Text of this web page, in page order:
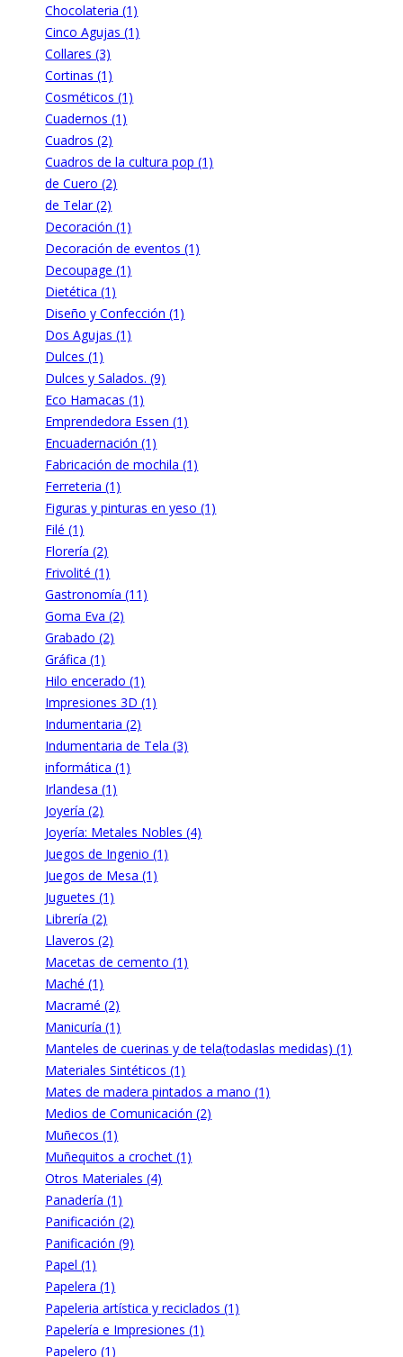
Chocolateria (1)
Cinco Agujas (1)
Collares (3)
Cortinas (1)
Cosméticos (1)
Cuadernos (1)
Cuadros (2)
Cuadros de la cultura pop (1)
de Cuero (2)
de Telar (2)
Decoración (1)
Decoración de eventos (1)
Decoupage (1)
Dietética (1)
Diseño y Confección (1)
Dos Agujas (1)
Dulces (1)
Dulces y Salados. (9)
Eco Hamacas (1)
Emprendedora Essen (1)
Encuadernación (1)
Fabricación de mochila (1)
Ferreteria (1)
Figuras y pinturas en yeso (1)
Filé (1)
Florería (2)
Frivolité (1)
Gastronomía (11)
Goma Eva (2)
Grabado (2)
Gráfica (1)
Hilo encerado (1)
Impresiones 3D (1)
Indumentaria (2)
Indumentaria de Tela (3)
informática (1)
Irlandesa (1)
Joyería (2)
Joyería: Metales Nobles (4)
Juegos de Ingenio (1)
Juegos de Mesa (1)
Juguetes (1)
Librería (2)
Llaveros (2)
Macetas de cemento (1)
Maché (1)
Macramé (2)
Manicuría (1)
Manteles de cuerinas y de tela(todaslas medidas) (1)
Materiales Sintéticos (1)
Mates de madera pintados a mano (1)
Medios de Comunicación (2)
Muñecos (1)
Muñequitos a crochet (1)
Otros Materiales (4)
Panadería (1)
Panificación (2)
Panificación (9)
Papel (1)
Papelera (1)
Papeleria artística y reciclados (1)
Papelería e Impresiones (1)
Papelero (1)